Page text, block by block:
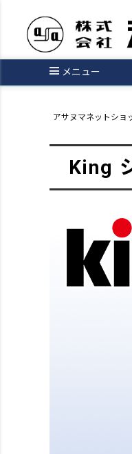
メニュー
アサヌマネットショ
King